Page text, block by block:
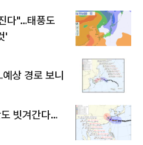
다"…태풍도
'
상 경로 보니
빗겨간다…